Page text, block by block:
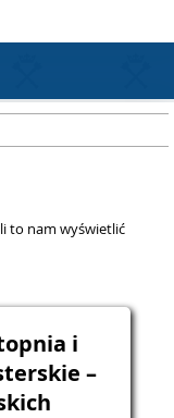
to nam wyświetlić
i
–